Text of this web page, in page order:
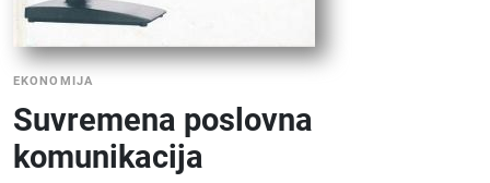
EKONOMIJA
Suvremena poslovna
komunikacija